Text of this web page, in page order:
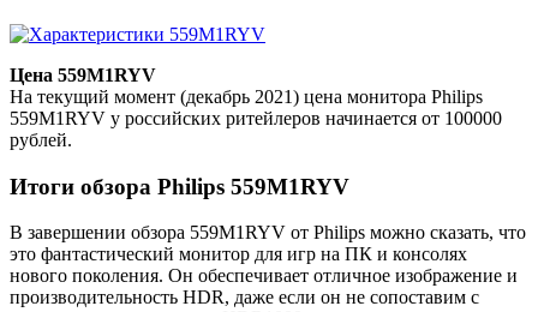
Цена 559M1RYV
На текущий момент (декабрь 2021) цена монитора Philips
559M1RYV у российских ритейлеров начинается от 100000
рублей.
Итоги обзора Philips 559M1RYV
В завершении обзора 559M1RYV от Philips можно сказать, что
это фантастический монитор для игр на ПК и консолях
нового поколения. Он обеспечивает отличное изображение и
производительность HDR, даже если он не сопоставим с